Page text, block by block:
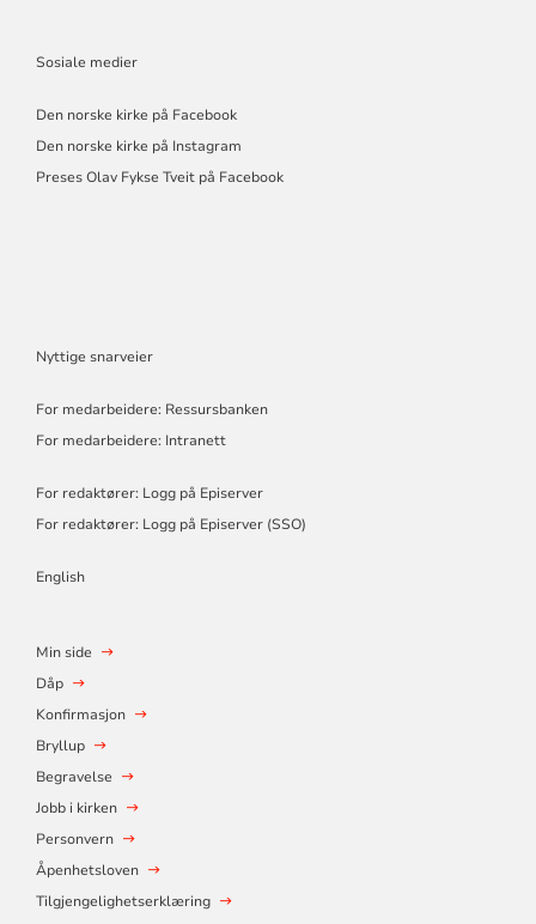
Sosiale medier
Den norske kirke på Facebook
Den norske kirke på Instagram
Preses Olav Fykse Tveit på Facebook
Nyttige snarveier
For medarbeidere: Ressursbanken
For medarbeidere: Intranett
For redaktører: Logg på Episerver
For redaktører: Logg på Episerver (SSO)
English
Min side
Dåp
Konfirmasjon
Bryllup
Begravelse
Jobb i kirken
Personvern
Åpenhetsloven
Tilgjengelighetserklæring